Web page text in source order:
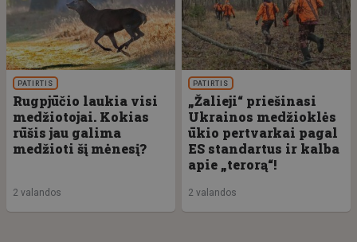
PATIRTIS
Rugpjūčio laukia visi
medžiotojai. Kokias
rūšis jau galima
medžioti šį mėnesį?
2 valandos
PATIRTIS
„Žalieji“ priešinasi
Ukrainos medžioklės
ūkio pertvarkai pagal
ES standartus ir kalba
apie „terorą“!
2 valandos